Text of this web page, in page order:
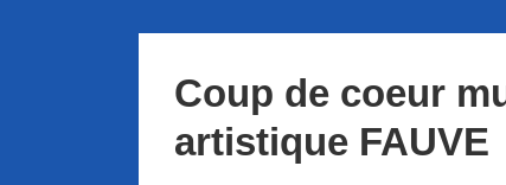
Coup de coeur
artistique FAUVE